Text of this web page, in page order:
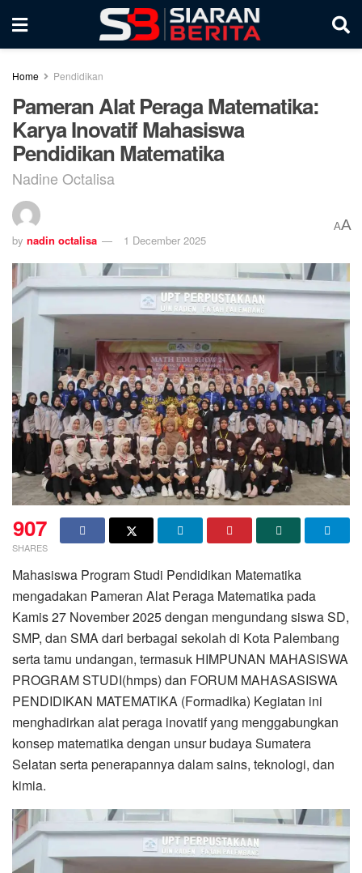
Home Pendidikan
Pameran Alat Peraga Matematika:
Karya Inovatif Mahasiswa
Pendidikan Matematika
Nadine Octalisa
by nadin octalisa 1 December 2025
AA
907
SHARES
Mahasiswa Program Studi Pendidikan Matematika
mengadakan Pameran Alat Peraga Matematika pada
Kamis 27 November 2025 dengan mengundang siswa SD,
SMP, dan SMA dari berbagai sekolah di Kota Palembang
serta tamu undangan, termasuk HIMPUNAN MAHASISWA
PROGRAM STUDI(hmps) dan FORUM MAHASASISWA
PENDIDIKAN MATEMATIKA (Formadika) Kegiatan ini
menghadirkan alat peraga inovatif yang menggabungkan
konsep matematika dengan unsur budaya Sumatera
Selatan serta penerapannya dalam sains, teknologi, dan
kimia.